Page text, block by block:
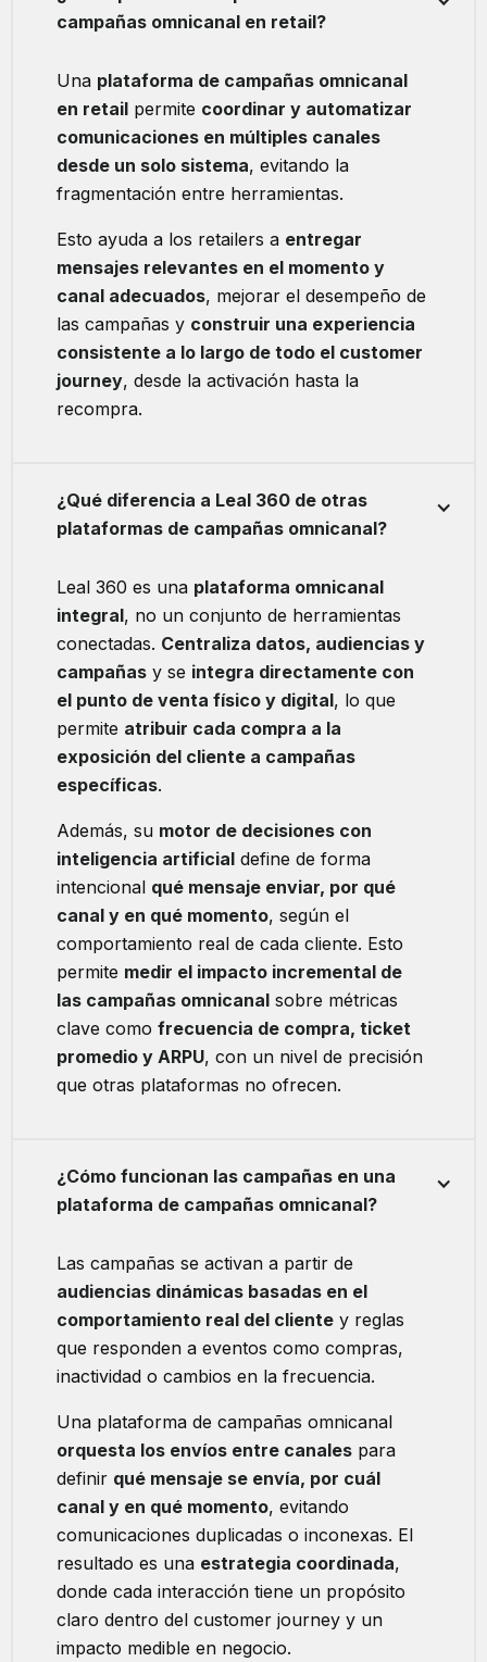
campañas omnicanal en retail?
Una plataforma de campañas omnicanal
en retail permite coordinar y automatizar
comunicaciones en múltiples canales
desde un solo sistema, evitando la
fragmentación entre herramientas.
Esto ayuda a los retailers a entregar
mensajes relevantes en el momento y
canal adecuados, mejorar el desempeño de
las campañas y construir una experiencia
consistente a lo largo de todo el customer
journey, desde la activación hasta la
recompra.
¿Qué diferencia a Leal 360 de otras
plataformas de campañas omnicanal?
Leal 360 es una plataforma omnicanal
integral, no un conjunto de herramientas
conectadas. Centraliza datos, audiencias y
campañas y se integra directamente con
el punto de venta físico y digital, lo que
permite atribuir cada compra a la
exposición del cliente a campañas
específicas.
Además, su motor de decisiones con
inteligencia artificial define de forma
intencional qué mensaje enviar, por qué
canal y en qué momento, según el
comportamiento real de cada cliente. Esto
permite medir el impacto incremental de
las campañas omnicanal sobre métricas
clave como frecuencia de compra, ticket
promedio y ARPU, con un nivel de precisión
que otras plataformas no ofrecen.
¿Cómo funcionan las campañas en una
plataforma de campañas omnicanal?
Las campañas se activan a partir de
audiencias dinámicas basadas en el
comportamiento real del cliente y reglas
que responden a eventos como compras,
inactividad o cambios en la frecuencia.
Una plataforma de campañas omnicanal
orquesta los envíos entre canales para
definir qué mensaje se envía, por cuál
canal y en qué momento, evitando
comunicaciones duplicadas o inconexas. El
resultado es una estrategia coordinada,
donde cada interacción tiene un propósito
claro dentro del customer journey y un
impacto medible en negocio.